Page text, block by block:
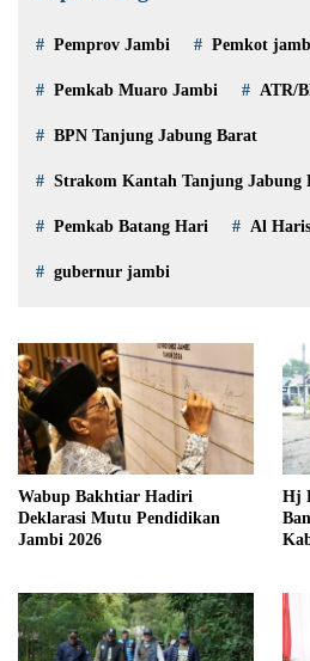
Pemprov Jambi Pemkot
Pemkab Muaro Jambi ATR/
BPN Tanjung Jabung Barat
Strakom Kantah Tanjung Jabung
Pemkab Batang Hari Al Haris
gubernur jambi
Wabup Bakhtiar Hadiri
Deklarasi Mutu Pendidikan
Jambi 2026
Hj